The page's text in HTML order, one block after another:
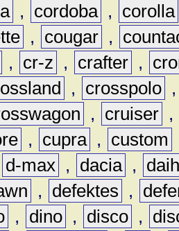
, cordoba ,
corolla
, cougar ,
, cr-z , crafter ,
, crosspolo
, cruiser ,
, cupra , custom
d-max , dacia ,
, defektes ,
, dino , disco ,